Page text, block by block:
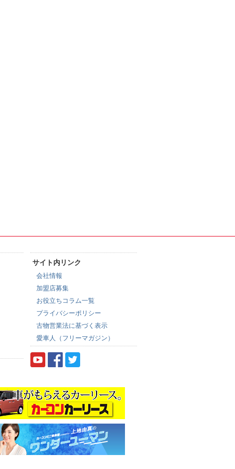
サイト内リンク
会社情報
加盟店募集
お役立ちコラム一覧
プライバシーポリシー
古物営業法に基づく表示
愛車人（フリーマガジン）